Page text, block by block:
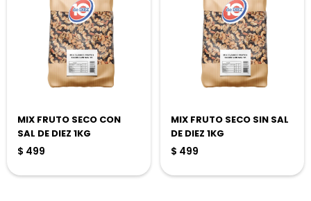
MIX FRUTO SECO CON
SAL DE DIEZ 1KG
$ 499
MIX FRUTO SECO SIN SAL
DE DIEZ 1KG
$ 499